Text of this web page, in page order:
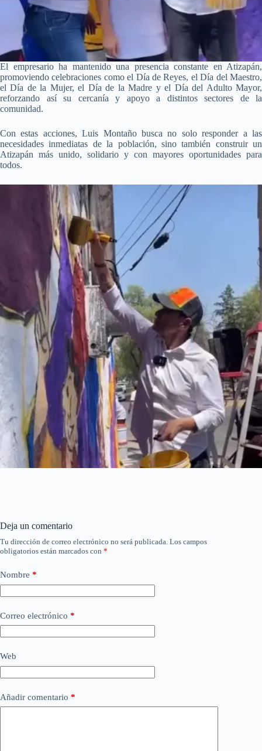
El empresario ha mantenido una presencia constante en Atizapán,
promoviendo celebraciones como el Día de Reyes, el Día del Maestro,
el Día de la Mujer, el Día de la Madre y el Día del Adulto Mayor,
reforzando así su cercanía y apoyo a distintos sectores de la
comunidad.
Con estas acciones, Luis Montaño busca no solo responder a las
necesidades inmediatas de la población, sino también construir un
Atizapán más unido, solidario y con mayores oportunidades para
todos.
Deja un comentario
Tu dirección de correo electrónico no será publicada. Los campos
obligatorios están marcados con *
Nombre *
Correo electrónico *
Web
Añadir comentario *